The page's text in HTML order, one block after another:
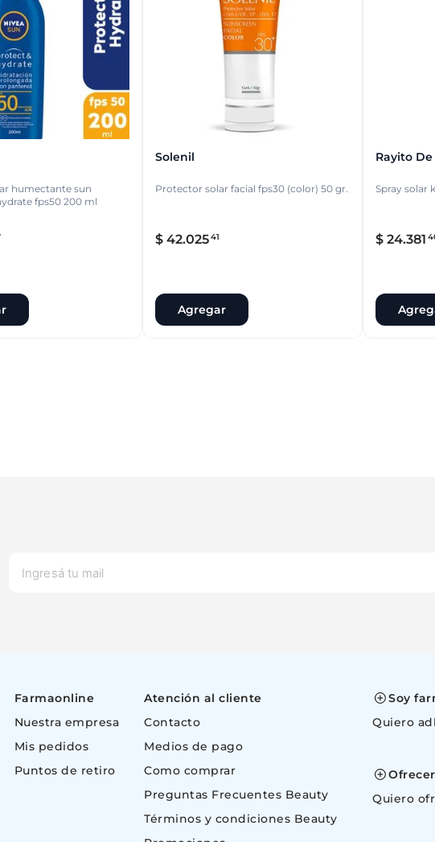
humectante sun
fps50 200 ml
Solenil
Protector solar facial fps30 (color) 50 gr.
$ 42.02541
Agregar
Rayito De
Spray solar
$ 24.381
Farmaonline
Nuestra empresa
Mis pedidos
Puntos de retiro
Atención al cliente
Contacto
Medios de pago
Como comprar
Preguntas Frecuentes Beauty
Términos y condiciones Beauty
Soy
Quiero
Quiero